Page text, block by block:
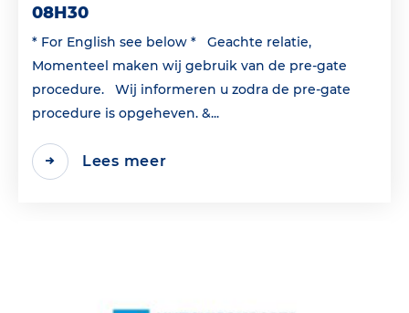
08H30
* For English see below * Geachte relatie,
Momenteel maken wij gebruik van de pre-gate
procedure. Wij informeren u zodra de pre-gate
procedure is opgeheven. &...
Lees meer